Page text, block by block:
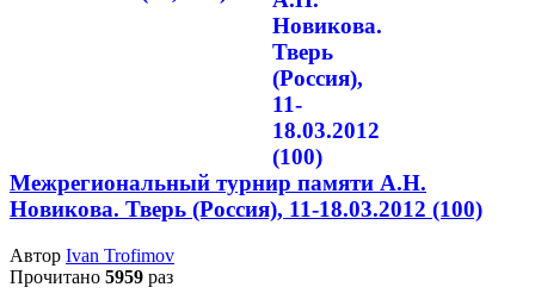
Межрегиональный турнир памяти А.Н.
Новикова. Тверь (Россия), 11-18.03.2012 (100)
Автор Ivan Trofimov
Прочитано 5959 раз